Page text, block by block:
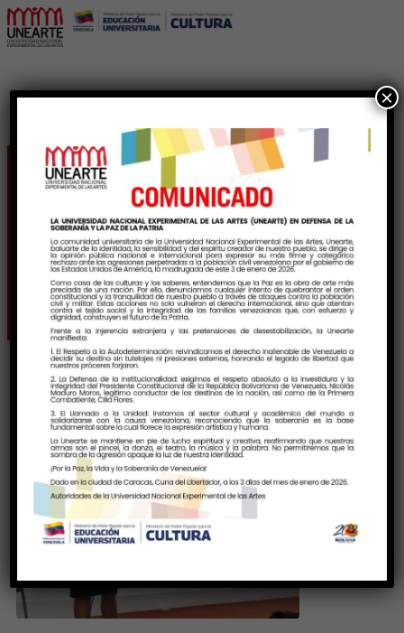
Voces ancestrales:
interculturalidad y arte
con Eddy Castro Tisoy
×